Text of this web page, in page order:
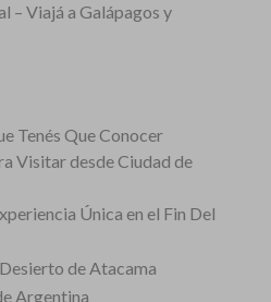
– Viajá a Galápagos y
Tenés Que Conocer
Visitar desde Ciudad de
Única en el Fin Del
de Atacama
Argentina